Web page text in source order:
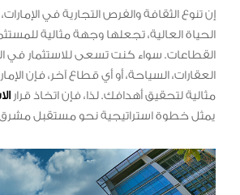
إن تنوع الثقافة والفرص التجارية في
الحياة العالية، تجعلها وجهة مثالية
القطاعات. سواء كنت تسعى للاستثمار في
العقارات، السياحة، أو أي قطاع آخر، فإن
مثالية لتحقيق أهدافك. لذا، فإن اتخاذ قرار
يمثل خطوة استراتيجية نحو مستقبل